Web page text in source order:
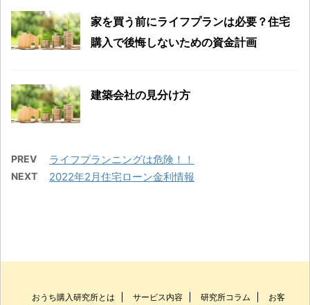
家を買う前にライフプランは必要？住宅
購入で後悔しないための資金計画
建築会社の見分け方
PREV ライフプランニングは危険！！
NEXT 2022年2月住宅ローン金利情報
おうち購入研究所とは サービス内容 研究所コラム お客